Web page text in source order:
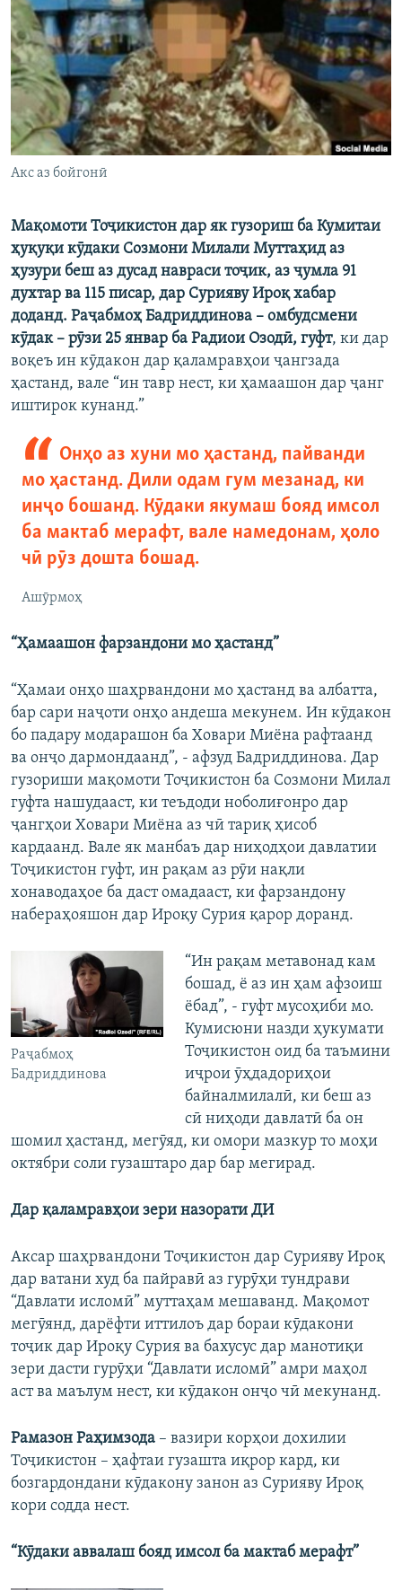
ГУЗОРИШҲОИ РАДИОӢ
Русский
ПАЙГИРӢ КУНЕД
Акс аз бойгонӣ
Мақомоти Тоҷикистон дар як гузориш ба Кумитаи
ҳуқуқи кӯдаки Созмони Милали Муттаҳид аз
ҳузури беш аз дусад навраси тоҷик, аз ҷумла 91
духтар ва 115 писар, дар Сурияву Ироқ хабар
доданд. Раҷабмоҳ Бадриддинова – омбудсмени
кӯдак – рӯзи 25 январ ба Радиои Озодӣ, гуфт, ки дар
воқеъ ин кӯдакон дар қаламравҳои ҷангзада
ҳастанд, вале “ин тавр нест, ки ҳамаашон дар ҷанг
иштирок кунанд.”
Онҳо аз хуни мо ҳастанд, пайванди
мо ҳастанд. Дили одам гум мезанад, ки
инҷо бошанд. Кӯдаки якумаш бояд имсол
ба мактаб мерафт, вале намедонам, ҳоло
чӣ рӯз дошта бошад.
Ашӯрмоҳ
“Ҳамаашон фарзандони мо ҳастанд”
“Ҳамаи онҳо шаҳрвандони мо ҳастанд ва албатта,
бар сари наҷоти онҳо андеша мекунем. Ин кӯдакон
бо падару модарашон ба Ховари Миёна рафтаанд
ва онҷо дармондаанд”, - афзуд Бадриддинова. Дар
гузориши мақомоти Тоҷикистон ба Созмони Милал
гуфта нашудааст, ки теъдоди ноболиғонро дар
ҷангҳои Ховари Миёна аз чӣ тариқ ҳисоб
кардаанд. Вале як манбаъ дар ниҳодҳои давлатии
Тоҷикистон гуфт, ин рақам аз рӯи нақли
хонаводаҳое ба даст омадааст, ки фарзандону
набераҳояшон дар Ироқу Сурия қарор доранд.
Раҷабмоҳ
Бадриддинова
“Ин рақам метавонад кам
бошад, ё аз ин ҳам афзоиш
ёбад”, - гуфт мусоҳиби мо.
Кумисюни назди ҳукумати
Тоҷикистон оид ба таъмини
иҷрои ӯҳдадориҳои
байналмилалӣ, ки беш аз
сӣ ниҳоди давлатӣ ба он
шомил ҳастанд, мегӯяд, ки омори мазкур то моҳи
октябри соли гузаштаро дар бар мегирад.
Дар қаламравҳои зери назорати ДИ
Аксар шаҳрвандони Тоҷикистон дар Сурияву Ироқ
дар ватани худ ба пайравӣ аз гурӯҳи тундрави
“Давлати исломӣ” муттаҳам мешаванд. Мақомот
мегӯянд, дарёфти иттилоъ дар бораи кӯдакони
тоҷик дар Ироқу Сурия ва бахусус дар манотиқи
зери дасти гурӯҳи “Давлати исломӣ” амри маҳол
аст ва маълум нест, ки кӯдакон онҷо чӣ мекунанд.
Рамазон Раҳимзода – вазири корҳои дохилии
Тоҷикистон – ҳафтаи гузашта иқрор кард, ки
бозгардондани кӯдакону занон аз Сурияву Ироқ
кори содда нест.
“Кӯдаки аввалаш бояд имсол ба мактаб мерафт”